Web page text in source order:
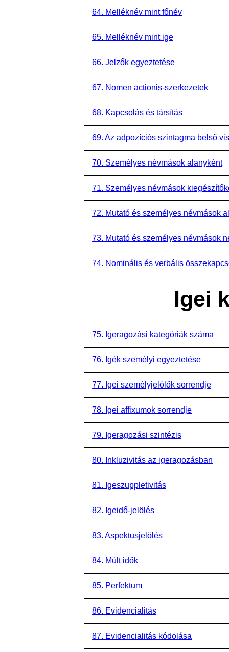
64. Melléknév mint főnév
65. Melléknév mint ige
66. Jelzők egyeztetése
67. Nomen actionis-szerkezetek
68. Kapcsolás és társítás
69. Az adpozíciós szintagma belső
70. Személyes névmások alanyként
71. Személyes névmások
72. Mutató és személyes névmások
73. Mutató és személyes névmások
74. Nominális és verbális
Igei
75. Igeragozási kategóriák száma
76. Igék személyi egyeztetése
77. Igei személyjelölők sorrendje
78. Igei affixumok sorrendje
79. Igeragozási szintézis
80. Inkluzivitás az igeragozásban
81. Igeszuppletivitás
82. Igeidő-jelölés
83. Aspektusjelölés
84. Múlt idők
85. Perfektum
86. Evidencialitás
87. Evidencialitás kódolása